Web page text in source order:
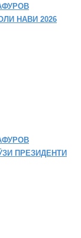
НАВИ 2026
ПРЕЗИДЕНТИ